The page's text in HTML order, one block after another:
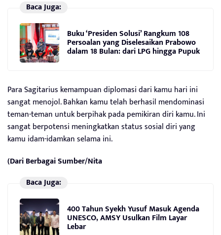
Baca Juga:
Buku ‘Presiden Solusi’ Rangkum 108
Persoalan yang Diselesaikan Prabowo
dalam 18 Bulan: dari LPG hingga Pupuk
Para Sagitarius kemampuan diplomasi dari kamu hari ini
sangat menojol. Bahkan kamu telah berhasil mendominasi
teman-teman untuk berpihak pada pemikiran diri kamu. Ini
sangat berpotensi meningkatkan status sosial diri yang
kamu idam-idamkan selama ini.
(Dari Berbagai Sumber/Nita
Baca Juga:
400 Tahun Syekh Yusuf Masuk Agenda
UNESCO, AMSY Usulkan Film Layar
Lebar